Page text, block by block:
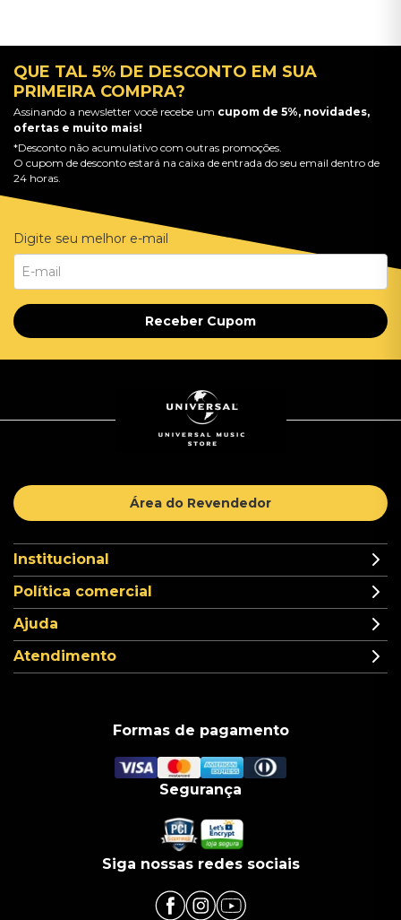
QUE TAL 5% DE DESCONTO EM SUA
PRIMEIRA COMPRA?
Assinando a newsletter você recebe um cupom de 5%, novidades,
ofertas e muito mais!
*Desconto não acumulativo com outras promoções.
O cupom de desconto estará na caixa de entrada do seu email dentro de
24 horas.
Digite seu melhor e-mail
Receber Cupom
Área do Revendedor
Institucional
Política comercial
Ajuda
Atendimento
Formas de pagamento
Segurança
Siga nossas redes sociais